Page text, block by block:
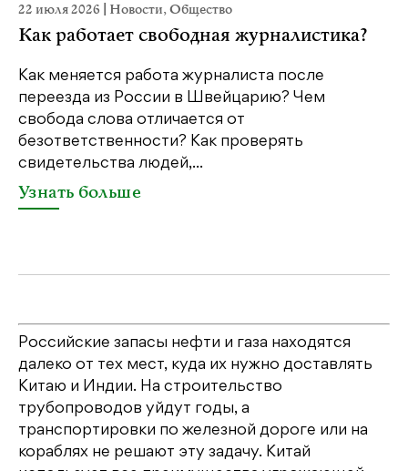
22 июля 2026 Новости,Общество
Как работает свободная журналистика?
Как меняется работа журналиста после
переезда из России в Швейцарию? Чем
свобода слова отличается от
безответственности? Как проверять
свидетельства людей,...
Узнать больше
Российские запасы нефти и газа находятся
далеко от тех мест, куда их нужно доставлять
Китаю и Индии. На строительство
трубопроводов уйдут годы, а
транспортировки по железной дороге или на
кораблях не решают эту задачу. Китай